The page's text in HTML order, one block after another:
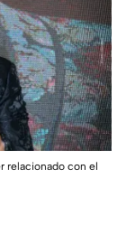
relacionado con el